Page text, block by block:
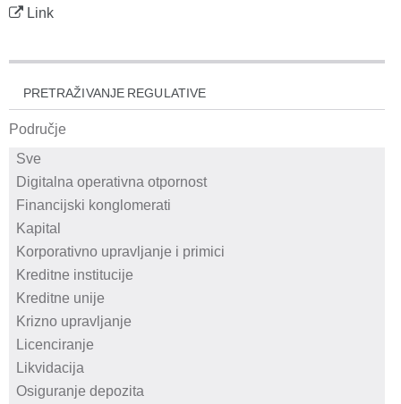
Link
PRETRAŽIVANJE REGULATIVE
Područje